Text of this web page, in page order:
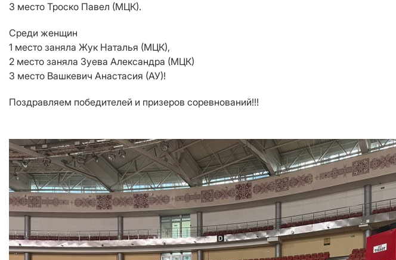
3 место Троско Павел (МЦК).
Среди женщин
1 место заняла Жук Наталья (МЦК),
2 место заняла Зуева Александра (МЦК)
3 место Вашкевич Анастасия (АУ)!
Поздравляем победителей и призеров соревнований!!!